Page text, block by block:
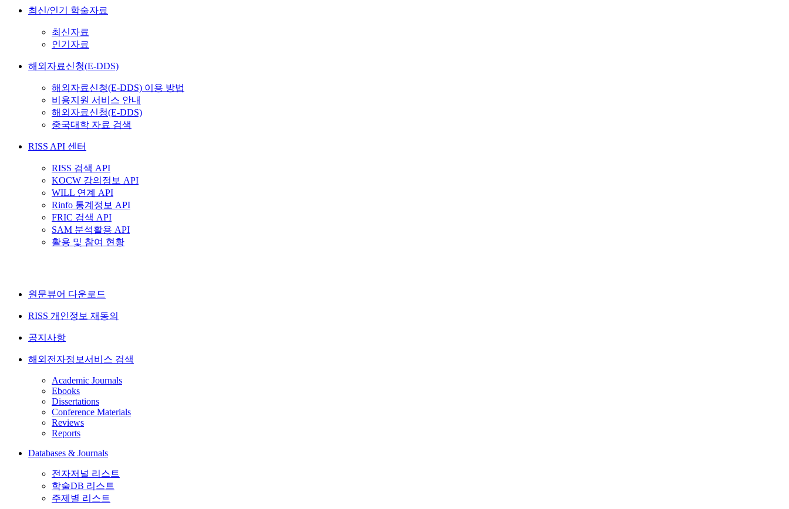
최신/인기 학술자료
최신자료
인기자료
해외자료신청(E-DDS)
해외자료신청(E-DDS) 이용 방법
비용지원 서비스 안내
해외자료신청(E-DDS)
중국대학 자료 검색
RISS API 센터
RISS 검색 API
KOCW 강의정보 API
WILL 연계 API
Rinfo 통계정보 API
FRIC 검색 API
SAM 분석활용 API
활용 및 참여 현황
원문뷰어 다운로드
RISS 개인정보 재동의
공지사항
해외전자정보서비스 검색
Academic Journals
Ebooks
Dissertations
Conference Materials
Reviews
Reports
Databases & Journals
전자저널 리스트
학술DB 리스트
주제별 리스트